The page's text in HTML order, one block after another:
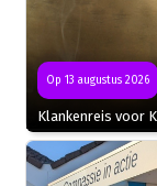
Op 13 augustus 2026
Klankenreis voor